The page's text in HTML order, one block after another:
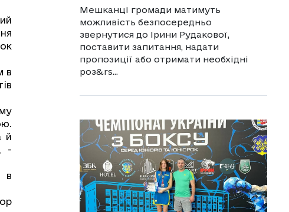
в
й
-
в
Мешканці громади матимуть
можливість безпосередньо
звернутися до Ірини Рудакової,
поставити запитання, надати
пропозиції або отримати необхідні
роз&rs...